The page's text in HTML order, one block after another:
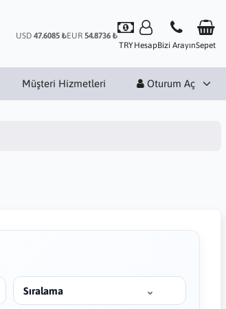
USD 47.6085 ₺EUR 54.8736 ₺
TRYHesapBizi ArayınSepet
Müşteri Hizmetleri Oturum Aç
Sıralama